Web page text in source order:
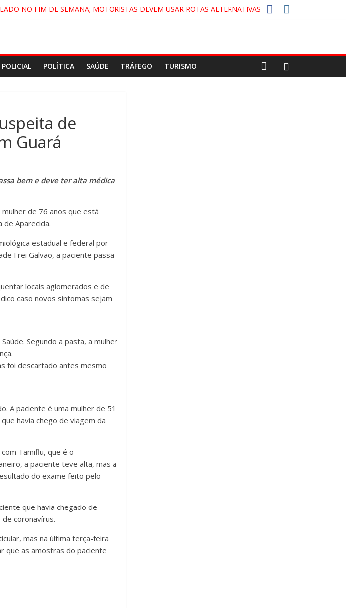
NO FIM DE SEMANA; MOTORISTAS DEVEM USAR ROTAS ALTERNATIVAS
AFIRMA PROMOTOR DO GAECO
POLICIAL POLÍTICA SAÚDE TRÁFEGO TURISMO
de
Guará
bem e deve ter alta médica
de 76 anos que está
de Aparecida.
estadual e federal por
Frei Galvão, a paciente passa
locais aglomerados e de
caso novos sintomas sejam
Segundo a pasta, a mulher
foi descartado antes mesmo
A paciente é uma mulher de 51
havia chego de viagem da
Tamiflu, que é o
a paciente teve alta, mas a
do exame feito pelo
que havia chegado de
coronavírus.
mas na última terça-feira
que as amostras do paciente